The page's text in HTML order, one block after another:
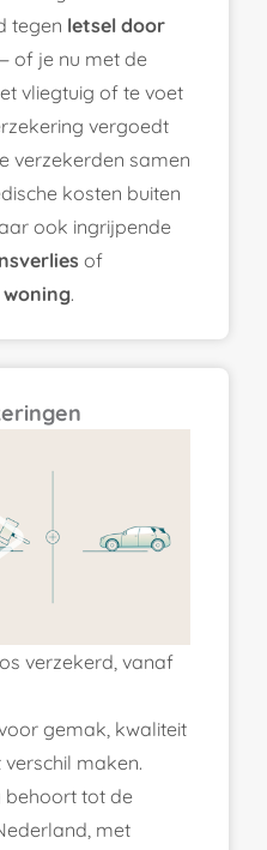
tegen letsel door
of je nu met de
vliegtuig of te voet
vergoedt
verzekerden samen
kosten buiten
ook ingrijpende
of
.
verzekerd, vanaf
gemak, kwaliteit
maken.
behoort tot de
met